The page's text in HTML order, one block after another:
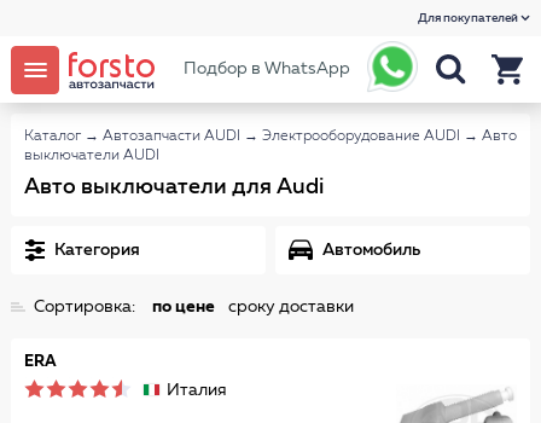
Для покупателей
Подбор в WhatsApp
Каталог → Автозапчасти AUDI → Электрооборудование AUDI → Авто
выключатели AUDI
Авто выключатели для Audi
Категория Автомобиль
Сортировка: по цене сроку доставки
ERA
Италия